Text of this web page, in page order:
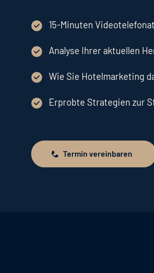
15-Minuten
Analyse Ihrer aktuellen
Wie Sie Hotelmarketing
Erprobte Strategien zur
Termin vereinbaren
Termin vereinbaren